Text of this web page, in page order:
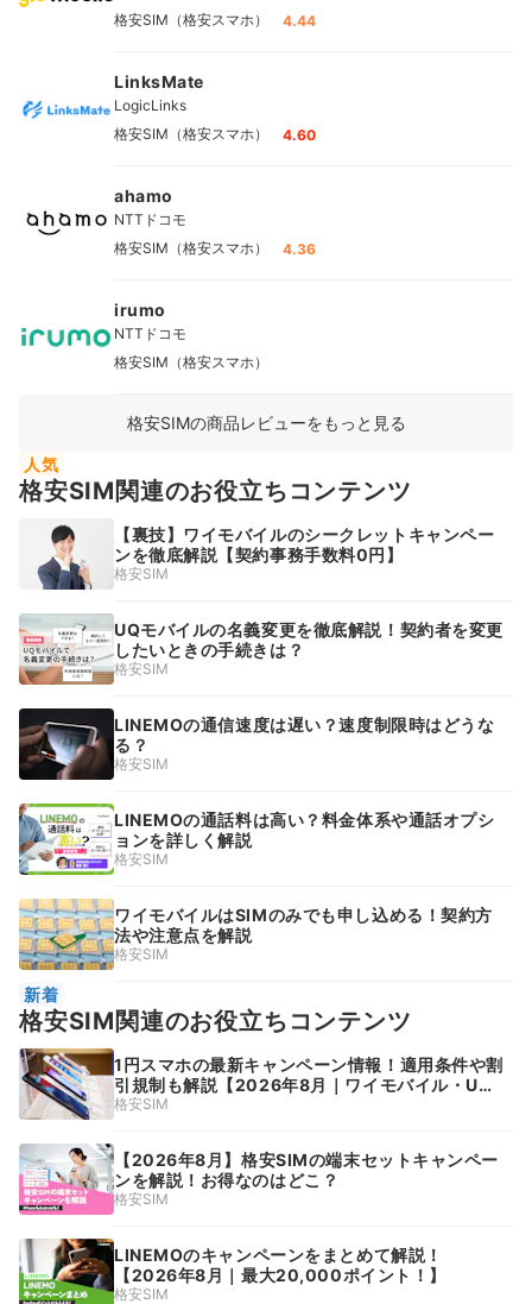
格安SIM（格安スマホ）
4.44
LinksMate
LogicLinks
格安SIM（格安スマホ）
4.60
ahamo
NTTドコモ
格安SIM（格安スマホ）
4.36
irumo
NTTドコモ
格安SIM（格安スマホ）
格安SIMの商品レビューをもっと見る
人気
格安SIM関連のお役立ちコンテンツ
【裏技】ワイモバイルのシークレットキャンペー
ンを徹底解説【契約事務手数料0円】
格安SIM
UQモバイルの名義変更を徹底解説！契約者を変更
したいときの手続きは？
格安SIM
LINEMOの通信速度は遅い？速度制限時はどうな
る？
格安SIM
LINEMOの通話料は高い？料金体系や通話オプシ
ョンを詳しく解説
格安SIM
ワイモバイルはSIMのみでも申し込める！契約方
法や注意点を解説
格安SIM
新着
格安SIM関連のお役立ちコンテンツ
1円スマホの最新キャンペーン情報！適用条件や割
引規制も解説【2026年8月｜ワイモバイル・UQ
モバイル・ドコモ・au・ソフトバンク】
格安SIM
【2026年8月】格安SIMの端末セットキャンペー
ンを解説！お得なのはどこ？
格安SIM
LINEMOのキャンペーンをまとめて解説！
【2026年8月｜最大20,000ポイント！】
格安SIM